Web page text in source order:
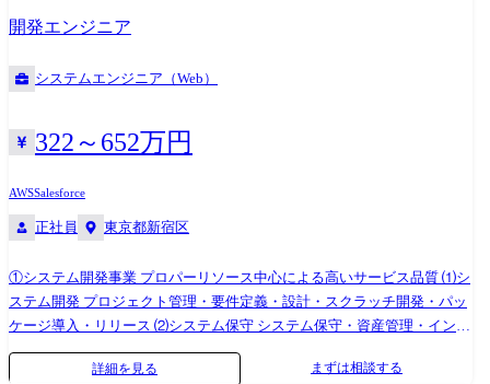
容」 雇入れ直後:システム関連業務全般 変更の範囲:システム関連業務
や解決事例の紹介、新規プロジェクトの創出に向けた取り組み紹介など
を行う会議を開催し、ナレッジの共有、プロジェクトの垣根を超えたリ
ーダー以上のコミュニケーション機会をつくっています。 現状IT化を
れ、そこが大きな課題に感じております。しかし、今後においては、錯
覚することなくIT化を「手段」として捉えて企画・提案し、お客様の課
ないシーズ)の発見やヒアリングから提案、プロジェクト推進、後進育成
部候補としてお迎えしています。そのため経営課題解決への取り組みに
も横断的に取り組むことが可能です。 「従事する業務の内容」 雇入れ
直後:システム関連業務全般 変更の範囲:システム関連業務全般及び会社
の定める業務全般
開発エンジニア
システムエンジニア（Web）
322～652万円
AWSSalesforce
正社員 東京都新宿区
①システム開発事業 プロパーリソース中心による高いサービス品質 ⑴シ
ステム開発 プロジェクト管理・要件定義・設計・スクラッチ開発・パッ
ケージ導入・リリース ⑵システム保守 システム保守・資産管理・インフ
ラ運用 ⑶DX推進 BI・RPA・AI・データ分析 ②コンサルティング事業 確
かな技術力と課題解決力によるIT経営支援 ⑴システム企画 IT業務改善・
詳細を見る まずは相談する